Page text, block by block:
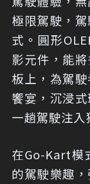
極限駕駛，
式。圓形
影元件，能
板上，為駕
饗宴，沉浸
一趟駕駛注入
在Go-Kart模
的駕駛樂趣